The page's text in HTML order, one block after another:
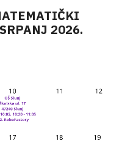
2026.